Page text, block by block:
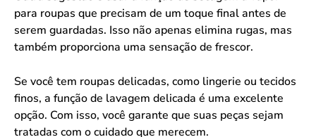
para roupas que precisam de um toque final antes de
serem guardadas. Isso não apenas elimina rugas, mas
também proporciona uma sensação de frescor.
Se você tem roupas delicadas, como lingerie ou tecidos
finos, a função de lavagem delicada é uma excelente
opção. Com isso, você garante que suas peças sejam
tratadas com o cuidado que merecem.